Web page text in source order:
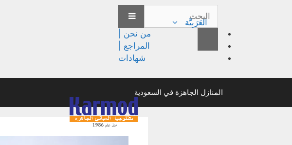
من نحن |
المراجع |
شهادات
العَرَبِيَّة
المنازل الجاهزة في السعودية